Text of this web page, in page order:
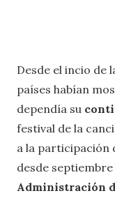
Desde el incio de
países habían
dependía su
festival de la
a la participación
desde
Administración